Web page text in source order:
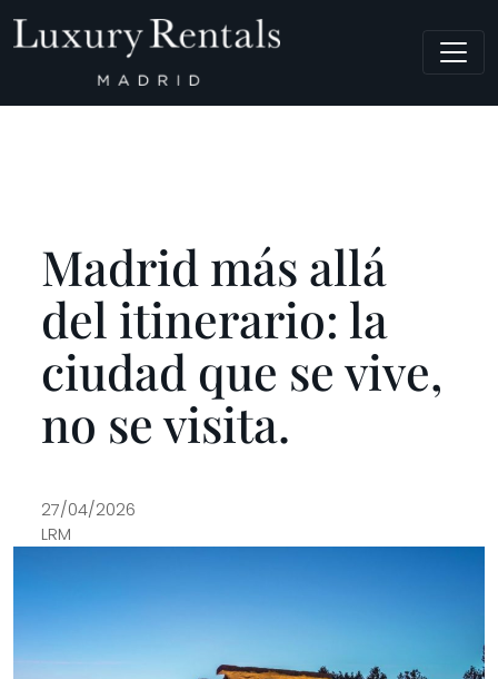
Navegación principal
Madrid más allá
del itinerario: la
ciudad que se vive,
no se visita.
27/04/2026
LRM